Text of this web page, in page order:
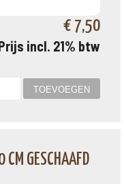
€ 7,50
incl. 21% btw
GESCHAAFD